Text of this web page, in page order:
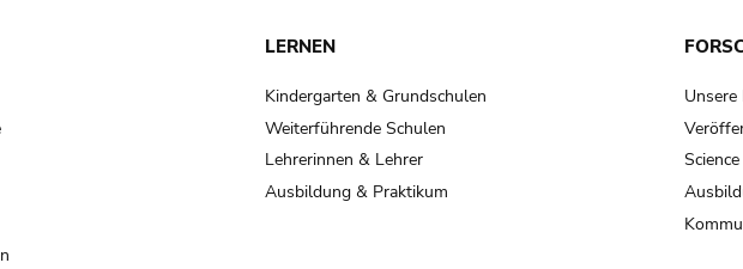
LERNEN
Kindergarten & Grundschulen
Weiterführende Schulen
Lehrerinnen & Lehrer
Ausbildung & Praktikum